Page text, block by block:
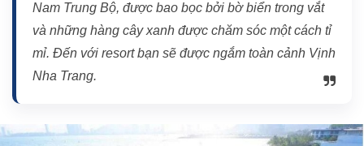
Nam Trung Bộ, được bao bọc bởi bờ biển trong vắt
và những hàng cây xanh được chăm sóc một cách tỉ
mỉ. Đến với resort bạn sẽ được ngắm toàn cảnh Vịnh
Nha Trang.